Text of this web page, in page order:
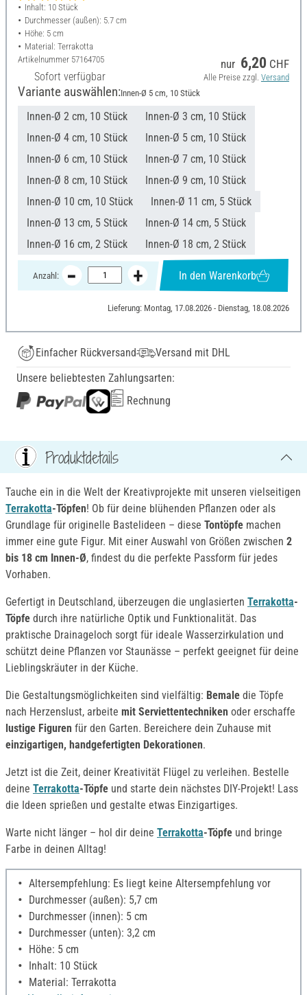
Inhalt: 10 Stück
Durchmesser (außen): 5.7 cm
Höhe: 5 cm
Material: Terrakotta
Artikelnummer 57164705
Sofort verfügbar
nur 6,20 CHF
Alle Preise zzgl. Versand
Variante auswählen:Innen-Ø 5 cm, 10 Stück
Innen-Ø 2 cm, 10 Stück
Innen-Ø 3 cm, 10 Stück
Innen-Ø 4 cm, 10 Stück
Innen-Ø 5 cm, 10 Stück
Innen-Ø 6 cm, 10 Stück
Innen-Ø 7 cm, 10 Stück
Innen-Ø 8 cm, 10 Stück
Innen-Ø 9 cm, 10 Stück
Innen-Ø 10 cm, 10 Stück
Innen-Ø 11 cm, 5 Stück
Innen-Ø 13 cm, 5 Stück
Innen-Ø 14 cm, 5 Stück
Innen-Ø 16 cm, 2 Stück
Innen-Ø 18 cm, 2 Stück
Anzahl: In den Warenkorb
Lieferung: Montag, 17.08.2026 - Dienstag, 18.08.2026
Einfacher Rückversand
Versand mit DHL
Unsere beliebtesten Zahlungsarten:
Rechnung
Produktdetails
Tauche ein in die Welt der Kreativprojekte mit unseren vielseitigen
Terrakotta-Töpfen! Ob für deine blühenden Pflanzen oder als
Grundlage für originelle Bastelideen – diese Tontöpfe machen
immer eine gute Figur. Mit einer Auswahl von Größen zwischen 2
bis 18 cm Innen-Ø, findest du die perfekte Passform für jedes
Vorhaben.
Gefertigt in Deutschland, überzeugen die unglasierten Terrakotta-
Töpfe durch ihre natürliche Optik und Funktionalität. Das
praktische Drainageloch sorgt für ideale Wasserzirkulation und
schützt deine Pflanzen vor Staunässe – perfekt geeignet für deine
Lieblingskräuter in der Küche.
Die Gestaltungsmöglichkeiten sind vielfältig: Bemale die Töpfe
nach Herzenslust, arbeite mit Serviettentechniken oder erschaffe
lustige Figuren für den Garten. Bereichere dein Zuhause mit
einzigartigen, handgefertigten Dekorationen.
Jetzt ist die Zeit, deiner Kreativität Flügel zu verleihen. Bestelle
deine Terrakotta-Töpfe und starte dein nächstes DIY-Projekt! Lass
die Ideen sprießen und gestalte etwas Einzigartiges.
Warte nicht länger – hol dir deine Terrakotta-Töpfe und bringe
Farbe in deinen Alltag!
Altersempfehlung: Es liegt keine Altersempfehlung vor
Durchmesser (außen): 5,7 cm
Durchmesser (innen): 5 cm
Durchmesser (unten): 3,2 cm
Höhe: 5 cm
Inhalt: 10 Stück
Material: Terrakotta